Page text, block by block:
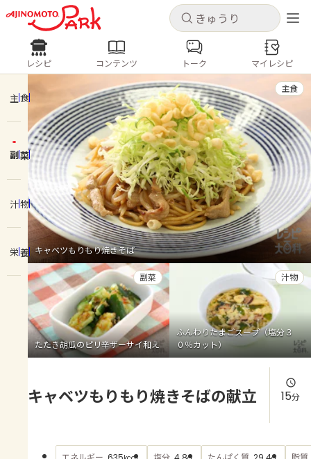
キャンセル
ログインするとレシピを保存できます
ログイン 新規登録
ホーム
コンテンツ
レシピ
トーク
よくあるお問い合わせ
お買い物
AJINOMOTO PARK とは
キャンセル
レシピ コンテンツ
人気の食材・レシピ
きゅうり なす トマト
とうもろこし
ピーマン
みょうが ゴーヤ
レシピ コンテンツ トーク マイレシピ
主食
副菜
汁物
栄養 キャベツもりもり焼きそば
主食
たたき胡瓜のピリ辛ザーサイ和え
副菜
ふんわりたまごスープ（塩分３
０％カット）
汁物
キャベツもりもり焼きそばの献立 15分